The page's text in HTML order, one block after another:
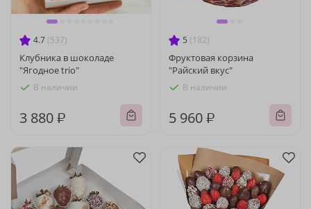
4.7 (537)
Клубника в шоколаде
"Ягодное trio"
В наличии
3 880 ₽
5 (182)
Фруктовая корзина
"Райский вкус"
В наличии
5 960 ₽